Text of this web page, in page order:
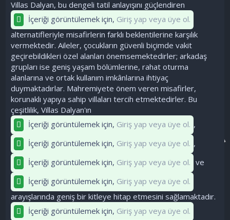
Villas Dalyan, bu dengeli tatil anlayışını güçlendiren
İçeriği görüntülemek için, Giriş yap veya üye ol.
alternatifleriyle misafirlerin farklı beklentilerine karşılık
vermektedir. Aileler, çocukların güvenli biçimde vakit
geçirebildikleri özel alanları önemsemektedirler; arkadaş
grupları ise geniş yaşam bölümlerine, rahat oturma
alanlarına ve ortak kullanım imkânlarına ihtiyaç
duymaktadırlar. Mahremiyete önem veren misafirler,
korunaklı yapıya sahip villaları tercih etmektedirler. Bu
çeşitlilik, Villas Dalyan'ın
İçeriği görüntülemek için, Giriş yap veya üye ol. ,
İçeriği görüntülemek için, Giriş yap veya üye ol. ,
İçeriği görüntülemek için, Giriş yap veya üye ol. ve
İçeriği görüntülemek için, Giriş yap veya üye ol.
arayışlarında geniş bir kitleye hitap etmesini sağlamaktadır.
İçeriği görüntülemek için, Giriş yap veya üye ol.